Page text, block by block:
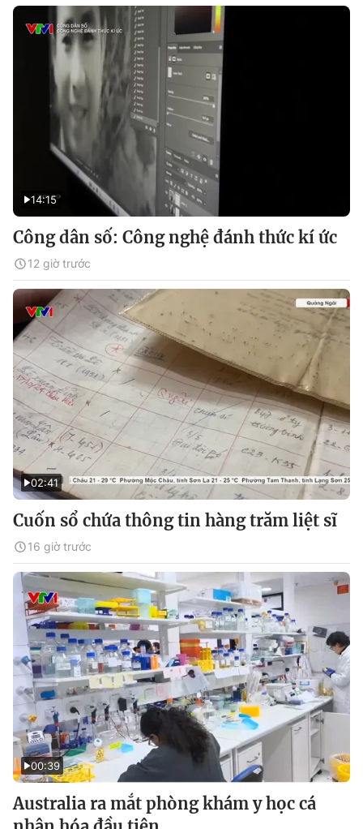
14:15
Công dân số: Công nghệ đánh thức kí ức
12 giờ trước
02:41
Cuốn sổ chứa thông tin hàng trăm liệt sĩ
16 giờ trước
00:39
Australia ra mắt phòng khám y học cá